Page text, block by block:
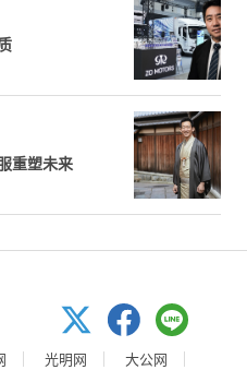
重塑未来
光明网
大公网